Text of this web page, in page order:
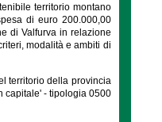
territorio montano
di euro 200.000,00
di Valfurva in relazione
modalità e ambiti di
territorio della provincia
capitale' - tipologia 0500